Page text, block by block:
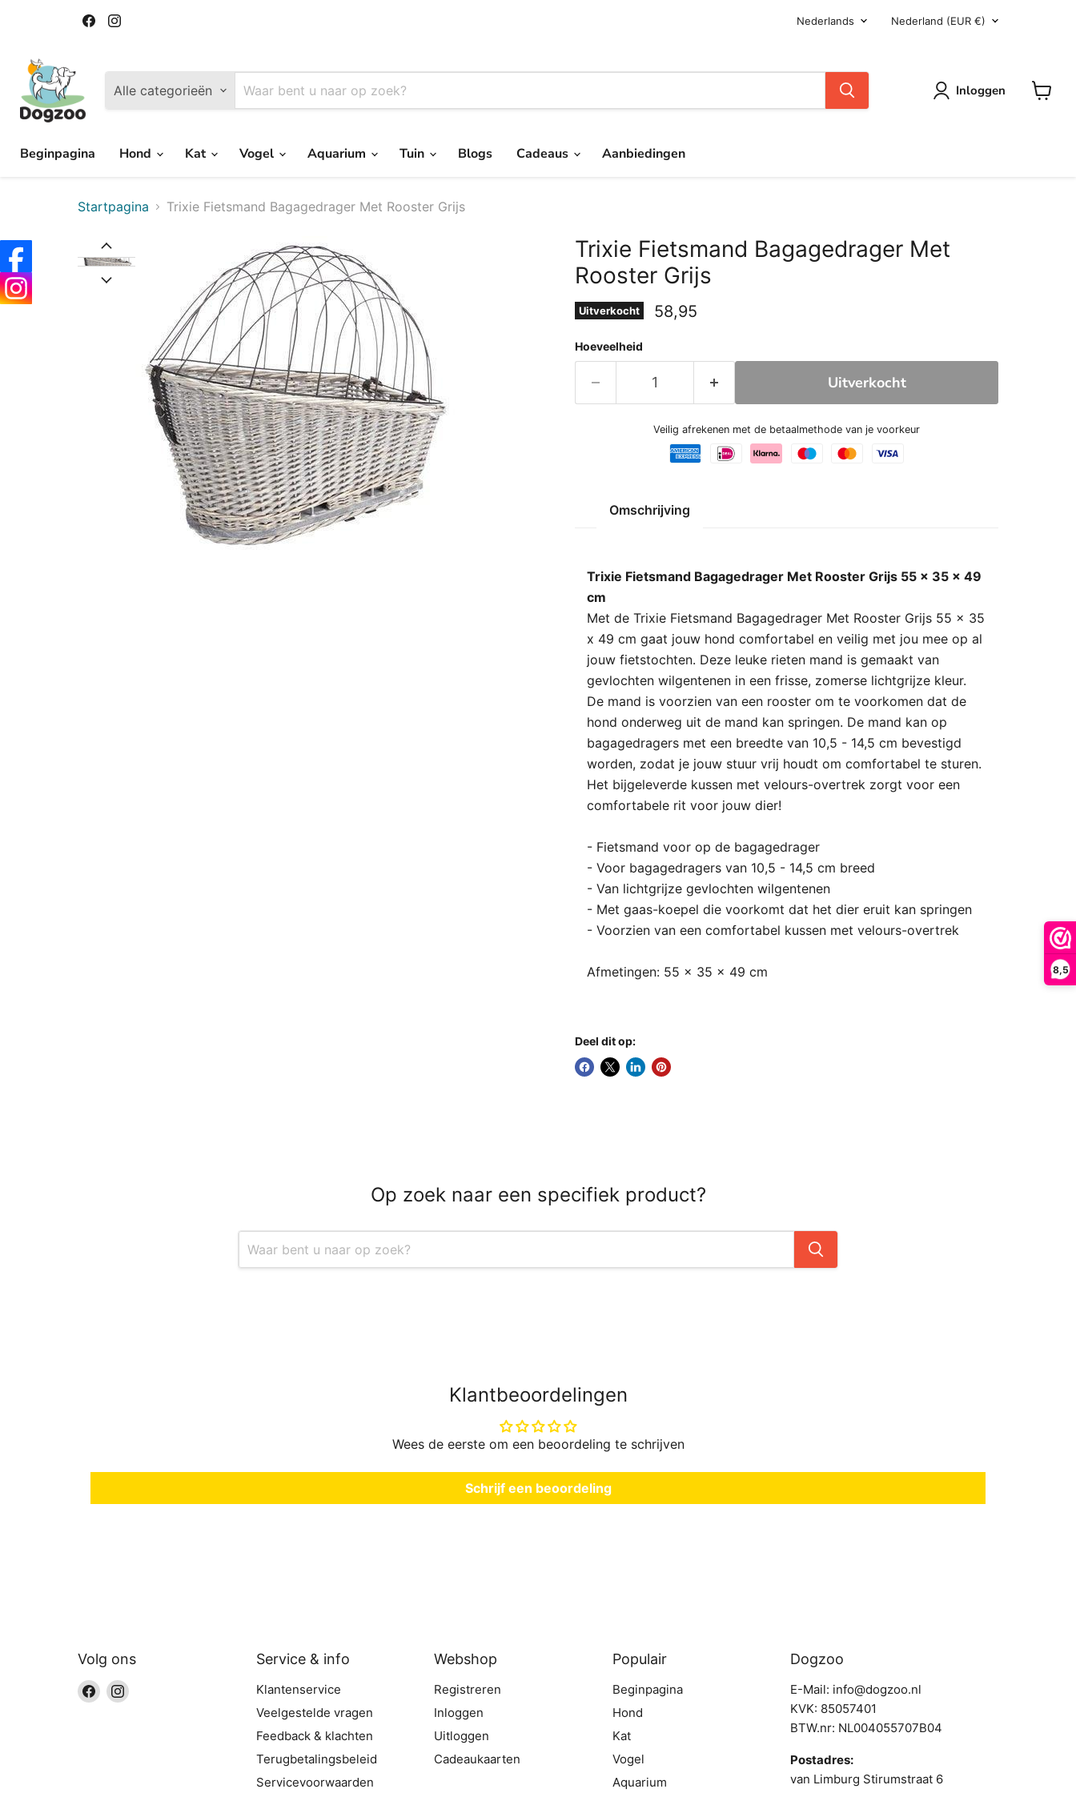
8,5
Vind
ons
Taal
Nederlands Land
Nederland (EUR €)
Alle categorieën
Inloggen
Beginpagina Hond Kat Vogel Aquarium Tuin Blogs Cadeaus Aanbiedingen
Startpagina Trixie Fietsmand Bagagedrager Met Rooster Grijs
Trixie Fietsmand Bagagedrager Met
Rooster Grijs
Uitverkocht Huidige prijs
58,95
Hoeveelheid
Uitverkocht
Veilig afrekenen met de betaalmethode van je voorkeur
Omschrijving
Trixie Fietsmand Bagagedrager Met Rooster Grijs 55 x 35 x 49
cm
Met de Trixie Fietsmand Bagagedrager Met Rooster Grijs 55 x 35
x 49 cm gaat jouw hond comfortabel en veilig met jou mee op al
jouw fietstochten. Deze leuke rieten mand is gemaakt van
gevlochten wilgentenen in een frisse, zomerse lichtgrijze kleur.
De mand is voorzien van een rooster om te voorkomen dat de
hond onderweg uit de mand kan springen. De mand kan op
bagagedragers met een breedte van 10,5 - 14,5 cm bevestigd
worden, zodat je jouw stuur vrij houdt om comfortabel te sturen.
Het bijgeleverde kussen met velours-overtrek zorgt voor een
comfortabele rit voor jouw dier!
- Fietsmand voor op de bagagedrager
- Voor bagagedragers van 10,5 - 14,5 cm breed
- Van lichtgrijze gevlochten wilgentenen
- Met gaas-koepel die voorkomt dat het dier eruit kan springen
- Voorzien van een comfortabel kussen met velours-overtrek
Afmetingen: 55 x 35 x 49 cm
Deel dit op:
Op zoek naar een specifiek product?
Klantbeoordelingen
Wees de eerste om een beoordeling te schrijven
Schrijf een beoordeling
Volg ons
Vind
ons
Vind
Service & info
Klantenservice
Veelgestelde vragen
Feedback & klachten
Terugbetalingsbeleid
Servicevoorwaarden
Webshop
Registreren
Inloggen
Uitloggen
Cadeaukaarten
Populair
Beginpagina
Hond
Kat
Vogel
Aquarium
Dogzoo
E-Mail: info@dogzoo.nl
KVK: 85057401
BTW.nr: NL004055707B04
Postadres:
van Limburg Stirumstraat 6